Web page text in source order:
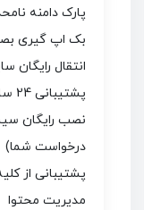
پارک دامنه
بک اپ گیری
انتقال
پشتیبانی 24 ساعته و فعال
نصب رایگان
درخواست شما)
پشتیبانی از
مدیریت محتوا